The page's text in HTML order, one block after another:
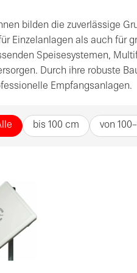
bilden die zuverlässige
Einzelanlagen als auch für
Speisesystemen,
Durch ihre robuste
Empfangsanlagen.
bis 100 cm von